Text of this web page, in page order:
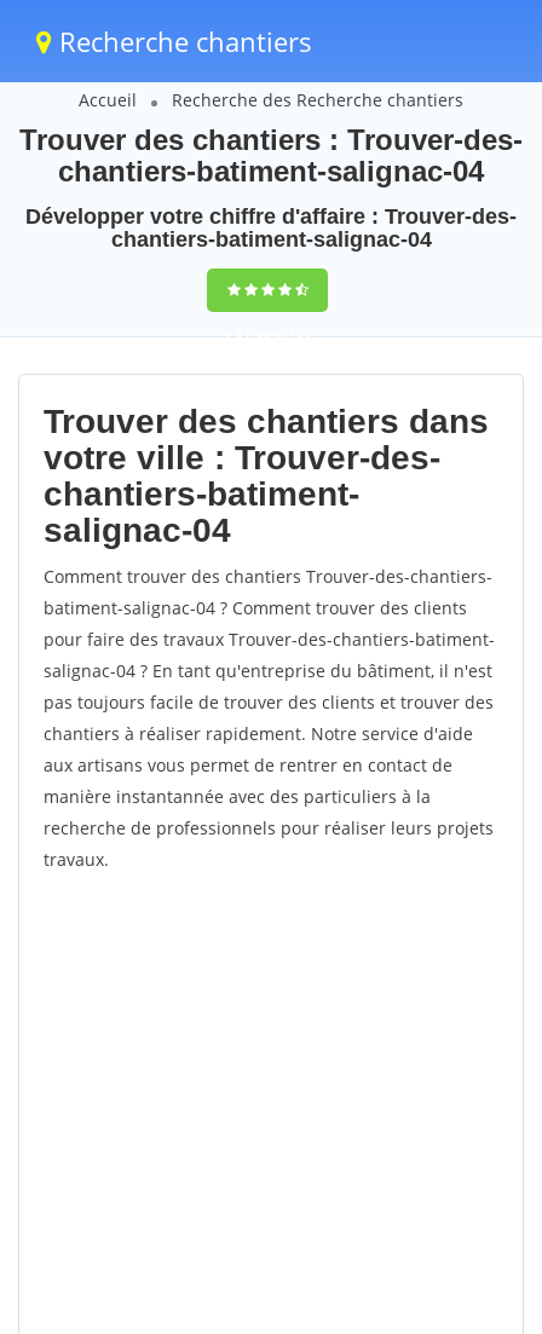
Recherche chantiers
Accueil Recherche des Recherche chantiers
Trouver des chantiers : Trouver-des-
chantiers-batiment-salignac-04
Développer votre chiffre d'affaire : Trouver-des-
chantiers-batiment-salignac-04
9,5(100%)105
votes
Trouver des chantiers dans
votre ville : Trouver-des-
chantiers-batiment-
salignac-04
Comment trouver des chantiers Trouver-des-chantiers-
batiment-salignac-04 ? Comment trouver des clients
pour faire des travaux Trouver-des-chantiers-batiment-
salignac-04 ? En tant qu'entreprise du bâtiment, il n'est
pas toujours facile de trouver des clients et trouver des
chantiers à réaliser rapidement. Notre service d'aide
aux artisans vous permet de rentrer en contact de
manière instantannée avec des particuliers à la
recherche de professionnels pour réaliser leurs projets
travaux.